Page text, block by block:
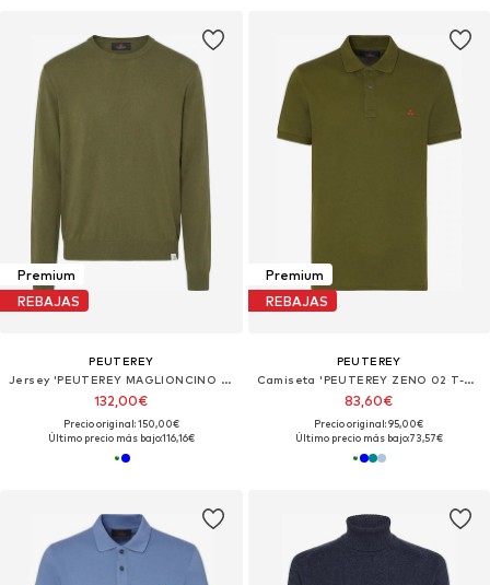
Premium
REBAJAS
PEUTEREY
Jersey 'PEUTEREY MAGLIONCINO DODOS 04 Maglieria'
132,00€
Precio original: 150,00€
Último precio más bajo:116,16€
Premium
REBAJAS
PEUTEREY
Camiseta 'PEUTEREY ZENO 02 T-Shirt e Polo'
83,60€
Precio original: 95,00€
Último precio más bajo:73,57€